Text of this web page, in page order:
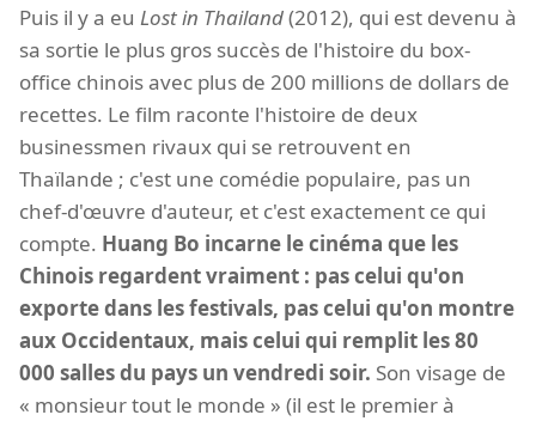
Puis il y a eu Lost in Thailand(2012), qui est devenu à
sa sortie le plus gros succès de l'histoire du box-
office chinois avec plus de 200 millions de dollars de
recettes. Le film raconte l'histoire de deux
businessmen rivaux qui se retrouvent en
Thaïlande ; c'est une comédie populaire, pas un
chef-d'œuvre d'auteur, et c'est exactement ce qui
compte. Huang Bo incarne le cinéma que les
Chinois regardent vraiment : pas celui qu'on
exporte dans les festivals, pas celui qu'on montre
aux Occidentaux, mais celui qui remplit les 80
000 salles du pays un vendredi soir. Son visage de
« monsieur tout le monde » (il est le premier à